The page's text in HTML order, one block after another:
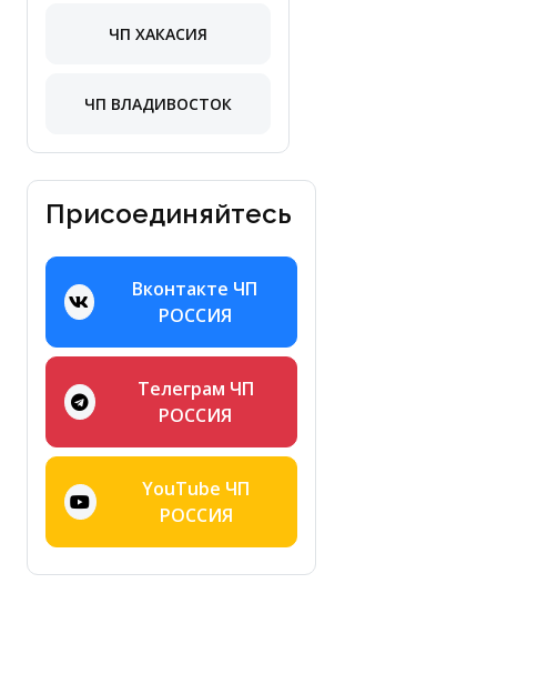
ЧП ХАКАСИЯ
ЧП ВЛАДИВОСТОК
Присоединяйтесь
Вконтакте ЧП
РОССИЯ
Телеграм ЧП
РОССИЯ
YouTube ЧП
РОССИЯ